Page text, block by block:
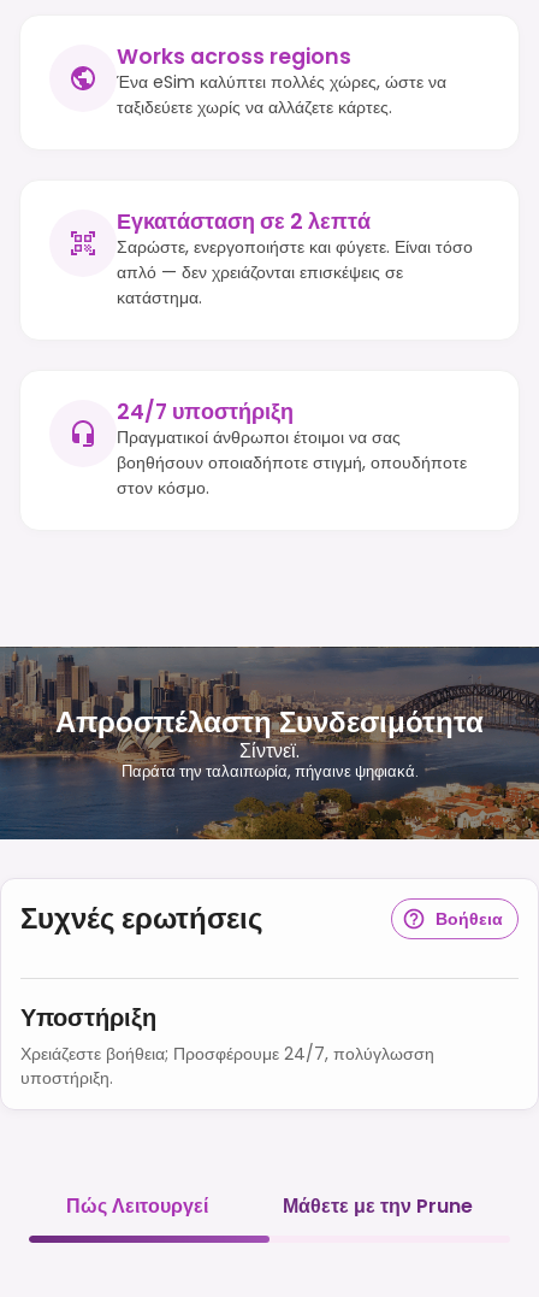
Works across regions
Ένα eSim καλύπτει πολλές χώρες, ώστε να
ταξιδεύετε χωρίς να αλλάζετε κάρτες.
Εγκατάσταση σε 2 λεπτά
Σαρώστε, ενεργοποιήστε και φύγετε. Είναι τόσο
απλό — δεν χρειάζονται επισκέψεις σε
κατάστημα.
24/7 υποστήριξη
Πραγματικοί άνθρωποι έτοιμοι να σας
βοηθήσουν οποιαδήποτε στιγμή, οπουδήποτε
στον κόσμο.
Απροσπέλαστη Συνδεσιμότητα
Σίντνεϊ.
Παράτα την ταλαιπωρία, πήγαινε ψηφιακά.
Συχνές ερωτήσεις Βοήθεια
Υποστήριξη
Χρειάζεστε βοήθεια; Προσφέρουμε 24/7, πολύγλωσση
υποστήριξη.
Πώς Λειτουργεί Μάθετε με την Prune